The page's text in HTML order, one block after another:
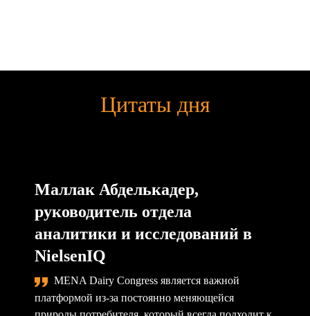
Цитаты дня
Маллак Абделькадер,
руководитель отдела
аналитики и исследований в
NielsenIQ
MENA Dairy Congress является важной
платформой из-за постоянно меняющейся